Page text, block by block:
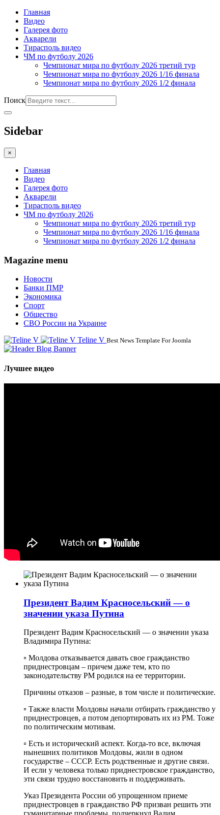
Главная
Видео
Галерея фото
Акварели
Тирасполь видео
ЧМ по футболу 2026
Чемпионат мира по футболу 2026 третий тур
Чемпионат мира по футболу 2026 1/16 финала
Чемпионат мира по футболу 2026 1/2 финала
Поиск
Sidebar
×
Главная
Видео
Галерея фото
Акварели
Тирасполь видео
ЧМ по футболу 2026
Чемпионат мира по футболу 2026 третий тур
Чемпионат мира по футболу 2026 1/16 финала
Чемпионат мира по футболу 2026 1/2 финала
Magazine menu
Новости
Банки ПМР
Экономика
Спорт
Общество
СВО России на Украине
Teline V Best News Template For Joomla
Лучшее видео
Президент Вадим Красносельский — о
значении указа Путина
Президент Вадим Красносельский — о значении указа
Владимира Путина:
▫️ Молдова отказывается давать свое гражданство
приднестровцам – причем даже тем, кто по
законодательству РМ родился на ее территории.
Причины отказов – разные, в том числе и политические.
▫️ Также власти Молдовы начали отбирать гражданство у
приднестровцев, а потом депортировать их из РМ. Тоже
по политическим мотивам.
▫️ Есть и исторический аспект. Когда-то все, включая
нынешних политиков Молдовы, жили в одном
государстве – СССР. Есть родственные и другие связи.
И если у человека только приднестровское гражданство,
эти связи трудно восстановить и поддерживать.
Указ Президента России об упрощенном приеме
приднестровцев в гражданство РФ призван решить эти